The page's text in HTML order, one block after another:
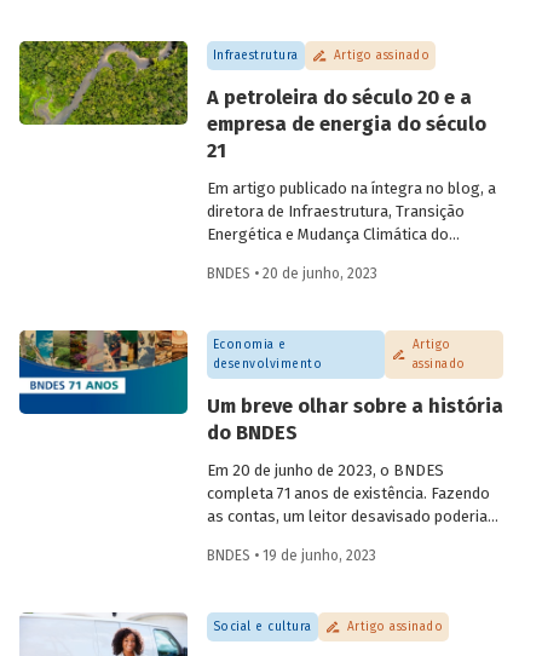
Infraestrutura Artigo assinado
A petroleira do século 20 e a
empresa de energia do século
21
Em artigo publicado na íntegra no blog, a
diretora de Infraestrutura, Transição
Energética e Mudança Climática do
sentido o Brasil em 2023 pesquisar a
da chamada "margem equatorial",
abordando questões técnicas a serem
detalhadas e o que isso representa no
contexto de transição energética para
economia neutra em carbono.
BNDES • 20 de junho, 2023
Economia e
desenvolvimento
Artigo
assinado
Um breve olhar sobre a história
do BNDES
Em 20 de junho de 2023, o BNDES
completa 71 anos de existência. Fazendo
as contas, um leitor desavisado poderia
“S” só viria trinta anos depois) estaria
Essas políticas seriam características do
segundo Governo Vargas (1951-1954), que
BNDES • 19 de junho, 2023
Social e cultura Artigo assinado